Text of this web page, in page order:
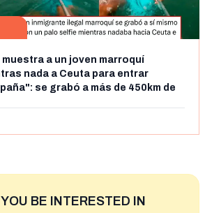
muestra a un joven marroquí
nada a Ceuta para entrar
se grabó a más de 450km de
BE INTERESTED IN